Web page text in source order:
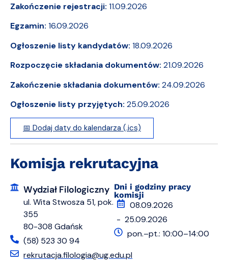
Zakończenie rejestracji: 11.09.2026
Egzamin: 16.09.2026
Ogłoszenie listy kandydatów: 18.09.2026
Rozpoczęcie składania dokumentów: 21.09.2026
Zakończenie składania dokumentów: 24.09.2026
Ogłoszenie listy przyjętych: 25.09.2026
📅 Dodaj daty do kalendarza (.ics)
Komisja rekrutacyjna
Wydział Filologiczny
ul. Wita Stwosza 51, pok.
355
80-308 Gdańsk
(58) 523 30 94
rekrutacja.filologia@ug.edu.pl
Dni i godziny pracy
komisji
08.09.2026
- 25.09.2026
pon.–pt.: 10:00–14:00